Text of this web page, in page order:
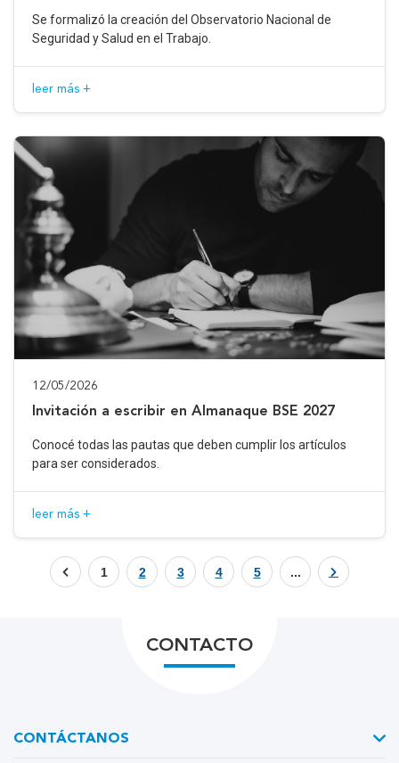
Se formalizó la creación del Observatorio Nacional de
Seguridad y Salud en el Trabajo.
leer más +
12/05/2026
Invitación a escribir en Almanaque BSE 2027
Conocé todas las pautas que deben cumplir los artículos
para ser considerados.
leer más +
1 2 3 4 5 ...
CONTACTO
CONTÁCTANOS